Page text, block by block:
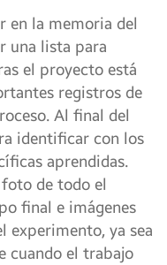
en la memoria del
una lista para
el proyecto está
registros de
Al final del
identificar con los
aprendidas.
de todo el
final e imágenes
experimento, ya sea
cuando el trabajo